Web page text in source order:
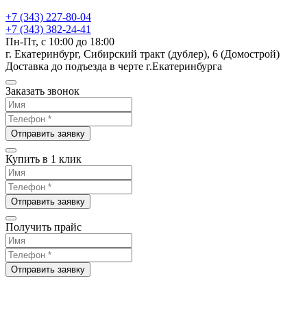
+7 (343) 227-80-04
+7 (343) 382-24-41
Пн-Пт, с 10:00 до 18:00
г. Екатеринбург, Сибирский тракт (дублер), 6 (Домострой)
Доставка до подъезда в черте г.Екатеринбурга
Заказать звонок
Отправить заявку
Купить в 1 клик
Отправить заявку
Получить прайс
Отправить заявку